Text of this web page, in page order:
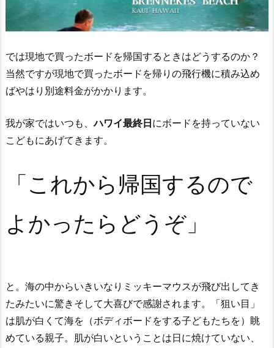
では現地で買ったボードを帰国するときはどうするのか？
当然ですが現地で買ったボードを帰りの飛行機に積み込め
ばやはり別途料金がかかります。
我が家ではいつも、ハワイ最終日にボードを持っていない
こどもにあげてきます。
「これから帰国するので
よかったらどうぞ」
と。海の中からいきいなりミッキーマウスが飛び出してき
たみたいに驚きそして大喜びで感謝されます。「狙い目」
は肌が白くて海を（ボディボードをする子どもたちを）眺
めている親子。肌が白いということは日に焼けていない、